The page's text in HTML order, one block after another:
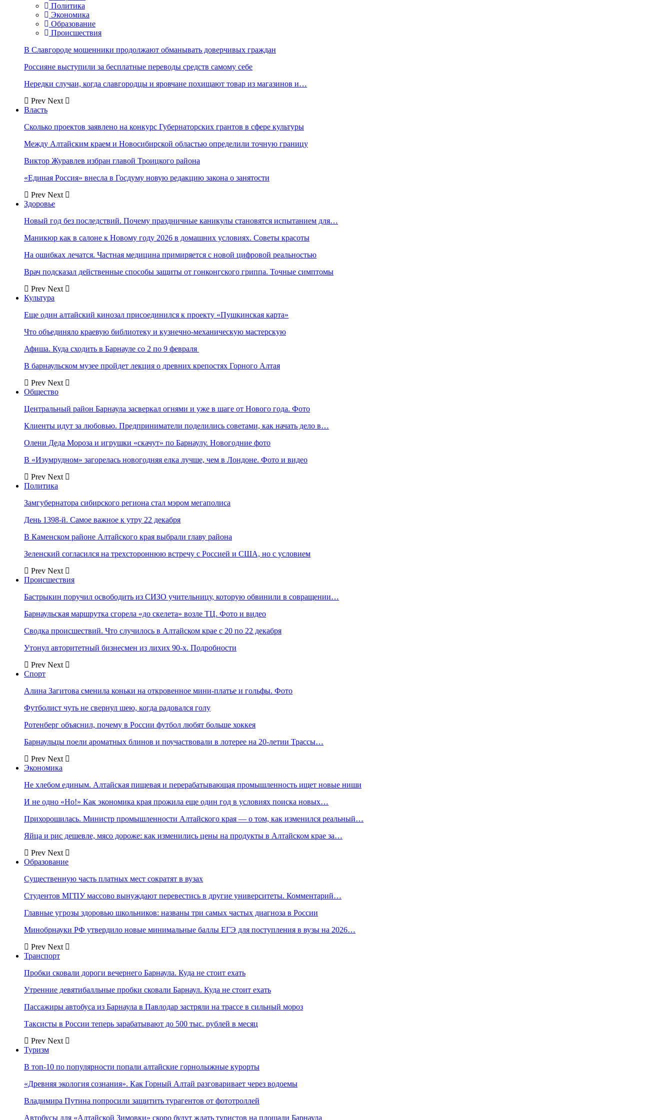
Политика
Экономика
Образование
Происшествия
В Славгороде мошенники продолжают обманывать доверчивых граждан
Россияне выступили за бесплатные переводы средств самому себе
Нередки случаи, когда славгородцы и яровчане похищают товар из магазинов и…
Prev Next
Власть
Сколько проектов заявлено на конкурс Губернаторских грантов в сфере культуры
Между Алтайским краем и Новосибирской областью определили точную границу
Виктор Журавлев избран главой Троицкого района
«Единая Россия» внесла в Госдуму новую редакцию закона о занятости
Prev Next
Здоровье
Новый год без последствий. Почему праздничные каникулы становятся испытанием для…
Маникюр как в салоне к Новому году 2026 в домашних условиях. Советы красоты
На ошибках лечатся. Частная медицина примиряется с новой цифровой реальностью
Врач подсказал действенные способы защиты от гонконгского гриппа. Точные симптомы
Prev Next
Культура
Еще один алтайский кинозал присоединился к проекту «Пушкинская карта»
Что объединяло краевую библиотеку и кузнечно-механическую мастерскую
Афиша. Куда сходить в Барнауле со 2 по 9 февраля
В барнаульском музее пройдет лекция о древних крепостях Горного Алтая
Prev Next
Общество
Центральный район Барнаула засверкал огнями и уже в шаге от Нового года. Фото
Клиенты идут за любовью. Предприниматели поделились советами, как начать дело в…
Олени Деда Мороза и игрушки «скачут» по Барнаулу. Новогодние фото
В «Изумрудном» загорелась новогодняя елка лучше, чем в Лондоне. Фото и видео
Prev Next
Политика
Замгубернатора сибирского региона стал мэром мегаполиса
День 1398-й. Самое важное к утру 22 декабря
В Каменском районе Алтайского края выбрали главу района
Зеленский согласился на трехстороннюю встречу с Россией и США, но с условием
Prev Next
Происшествия
Бастрыкин поручил освободить из СИЗО учительницу, которую обвинили в совращении…
Барнаульская маршрутка сгорела «до скелета» возле ТЦ. Фото и видео
Сводка происшествий. Что случилось в Алтайском крае с 20 по 22 декабря
Утонул авторитетный бизнесмен из лихих 90-х. Подробности
Prev Next
Спорт
Алина Загитова сменила коньки на откровенное мини-платье и гольфы. Фото
Футболист чуть не свернул шею, когда радовался голу
Ротенберг объяснил, почему в России футбол любят больше хоккея
Барнаульцы поели ароматных блинов и поучаствовали в лотерее на 20-летии Трассы…
Prev Next
Экономика
Не хлебом единым. Алтайская пищевая и перерабатывающая промышленность ищет новые ниши
И не одно «Но!» Как экономика края прожила еще один год в условиях поиска новых…
Прихорошилась. Министр промышленности Алтайского края — о том, как изменился реальный…
Яйца и рис дешевле, мясо дороже: как изменились цены на продукты в Алтайском крае за…
Prev Next
Образование
Существенную часть платных мест сократят в вузах
Студентов МГПУ массово вынуждают перевестись в другие университеты. Комментарий…
Главные угрозы здоровью школьников: названы три самых частых диагноза в России
Минобрнауки РФ утвердило новые минимальные баллы ЕГЭ для поступления в вузы на 2026…
Prev Next
Транспорт
Пробки сковали дороги вечернего Барнаула. Куда не стоит ехать
Утренние девятибалльные пробки сковали Барнаул. Куда не стоит ехать
Пассажиры автобуса из Барнаула в Павлодар застряли на трассе в сильный мороз
Таксисты в России теперь зарабатывают до 500 тыс. рублей в месяц
Prev Next
Туризм
В топ-10 по популярности попали алтайские горнолыжные курорты
«Древняя экология сознания». Как Горный Алтай разговаривает через водоемы
Владимира Путина попросили защитить турагентов от фототроллей
Автобусы для «Алтайской Зимовки» скоро будут ждать туристов на площади Барнаула